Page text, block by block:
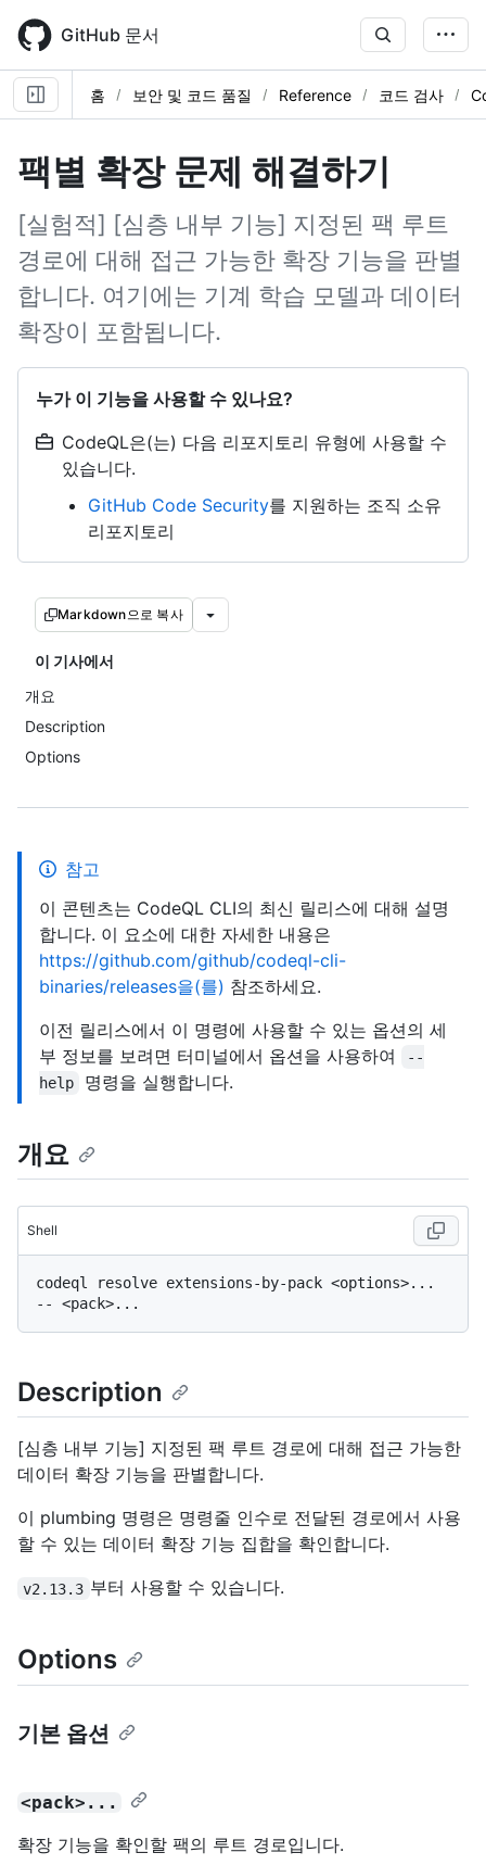
main
content
GitHub 문서
홈 보안 및 코드 품질 Reference 코드 검사
팩별 확장 문제 해결하기
[실험적] [심층 내부 기능] 지정된 팩 루트
경로에 대해 접근 가능한 확장 기능을 판별
합니다. 여기에는 기계 학습 모델과 데이터
확장이 포함됩니다.
누가 이 기능을 사용할 수 있나요?
CodeQL은(는) 다음 리포지토리 유형에 사용할 수
있습니다.
GitHub Code Security를 지원하는 조직 소유
리포지토리
Markdown으로 복사
이 기사에서
개요
Description
Options
참고
이 콘텐츠는 CodeQL CLI의 최신 릴리스에 대해 설명
합니다. 이 요소에 대한 자세한 내용은
https://github.com/github/codeql-cli-
binaries/releases을(를) 참조하세요.
이전 릴리스에서 이 명령에 사용할 수 있는 옵션의 세
부 정보를 보려면 터미널에서 옵션을 사용하여
--
help
명령을 실행합니다.
개요
Shell
codeql resolve extensions-by-pack <options>...
Description
[심층 내부 기능] 지정된 팩 루트 경로에 대해 접근 가능한
데이터 확장 기능을 판별합니다.
이 plumbing 명령은 명령줄 인수로 전달된 경로에서 사용
할 수 있는 데이터 확장 기능 집합을 확인합니다.
v2.13.3 부터 사용할 수 있습니다.
Options
기본 옵션
<pack>...
확장 기능을 확인할 팩의 루트 경로입니다.